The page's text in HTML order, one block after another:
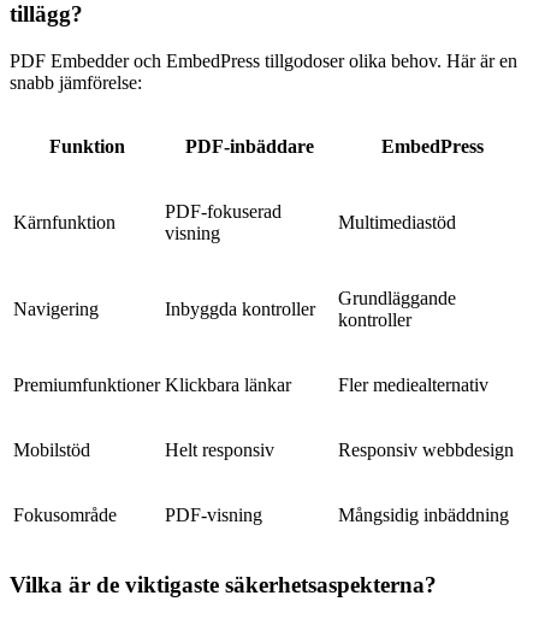
tillägg?
PDF Embedder och EmbedPress tillgodoser olika behov. Här är en
snabb jämförelse:
Funktion PDF-inbäddare EmbedPress
Kärnfunktion
PDF-fokuserad
visning
Multimediastöd
Navigering Inbyggda kontroller
Grundläggande
kontroller
Premiumfunktioner Klickbara länkar Fler mediealternativ
Mobilstöd Helt responsiv Responsiv webbdesign
Fokusområde PDF-visning Mångsidig inbäddning
Vilka är de viktigaste säkerhetsaspekterna?